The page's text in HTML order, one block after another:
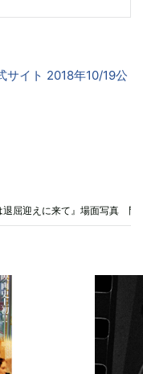
サイト 2018年10/19公
退屈迎えに来て』場面写真 門